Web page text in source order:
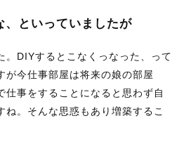
、といっていましたが
。DIYするとこなくっなった、って
が今仕事部屋は将来の娘の部屋
仕事をすることになると思わず自
ね。そんな思惑もあり増築するこ